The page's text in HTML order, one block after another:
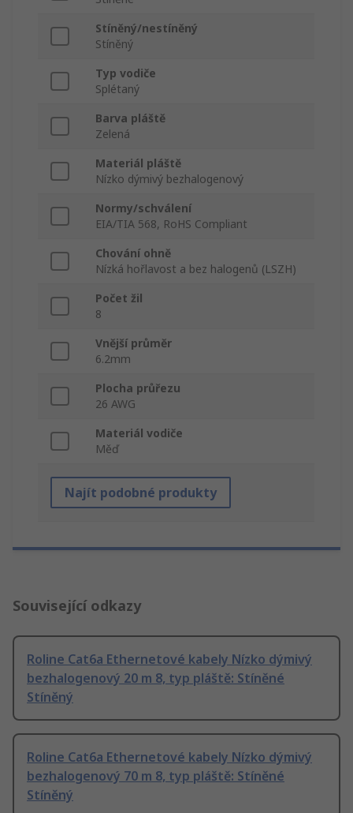
Stíněný/nestíněný
Stíněný
Typ vodiče
Splétaný
Barva pláště
Zelená
Materiál pláště
Nízko dýmivý bezhalogenový
Normy/schválení
EIA/TIA 568, RoHS Compliant
Chování ohně
Nízká hořlavost a bez halogenů (LSZH)
Počet žil
8
Vnější průměr
6.2mm
Plocha průřezu
26 AWG
Materiál vodiče
Měď
Najít podobné produkty
Související odkazy
Roline Cat6a Ethernetové kabely Nízko dýmivý
bezhalogenový 20 m 8, typ pláště: Stíněné
Stíněný
Roline Cat6a Ethernetové kabely Nízko dýmivý
bezhalogenový 70 m 8, typ pláště: Stíněné
Stíněný